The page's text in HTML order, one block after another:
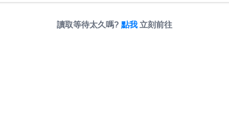
讀取等待太久嗎? 點我 立刻前往